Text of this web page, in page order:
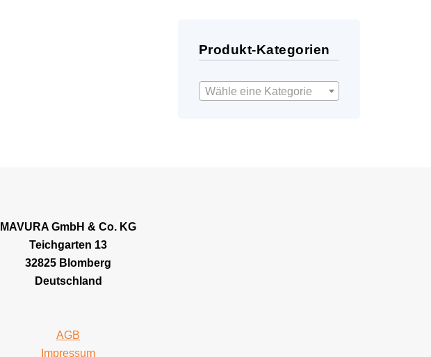
Produkt-Kategorien
Wähle eine Kategorie
MAVURA GmbH & Co. KG
Teichgarten 13
32825 Blomberg
Deutschland
AGB
Impressum